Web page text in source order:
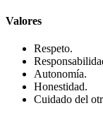
Valores
Respeto.
Autonomía.
Honestidad.
Cuidado del